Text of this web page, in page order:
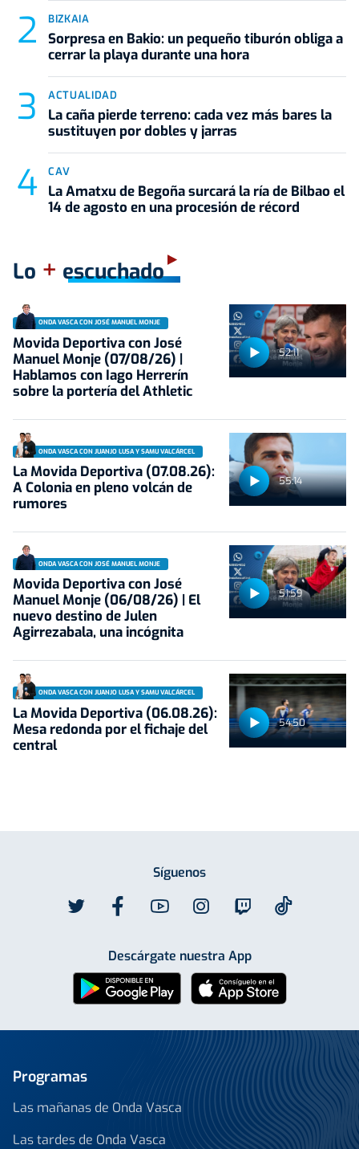
BIZKAIA
Sorpresa en Bakio: un pequeño tiburón obliga a
cerrar la playa durante una hora
ACTUALIDAD
La caña pierde terreno: cada vez más bares la
sustituyen por dobles y jarras
CAV
La Amatxu de Begoña surcará la ría de Bilbao el
14 de agosto en una procesión de récord
Lo + escuchado
52:11
ONDA VASCA CON JOSÉ MANUEL MONJE
Movida Deportiva con José
Manuel Monje (07/08/26) |
Hablamos con Iago Herrerín
sobre la portería del Athletic
55:14
ONDA VASCA CON JUANJO LUSA Y SAMU VALCÁRCEL
La Movida Deportiva (07.08.26):
A Colonia en pleno volcán de
rumores
51:59
ONDA VASCA CON JOSÉ MANUEL MONJE
Movida Deportiva con José
Manuel Monje (06/08/26) | El
nuevo destino de Julen
Agirrezabala, una incógnita
54:50
ONDA VASCA CON JUANJO LUSA Y SAMU VALCÁRCEL
La Movida Deportiva (06.08.26):
Mesa redonda por el fichaje del
central
Síguenos
Descárgate nuestra App
Programas
Las mañanas de Onda Vasca
Las tardes de Onda Vasca